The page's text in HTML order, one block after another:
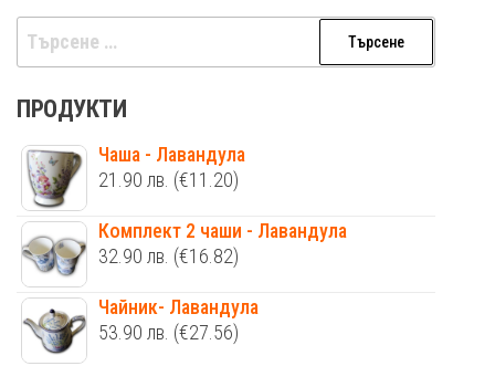
Търсене
за:
ПРОДУКТИ
Чаша - Лавандула
21.90 лв. (€11.20)
Комплект 2 чаши - Лавандула
32.90 лв. (€16.82)
Чайник- Лавандула
53.90 лв. (€27.56)